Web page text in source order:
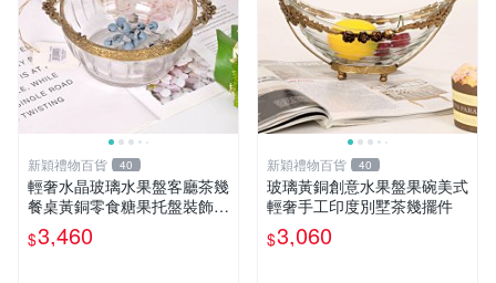
新穎禮物百貨 40
輕奢水晶玻璃水果盤客廳茶幾
餐桌黃銅零食糖果托盤裝飾禮
品
$3,460
新穎禮物百貨 40
玻璃黃銅創意水果盤果碗美式
輕奢手工印度別墅茶幾擺件
$3,060